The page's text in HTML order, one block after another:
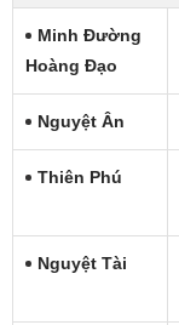
Minh Đường
Hoàng Đạo
Nguyệt Ân
Thiên Phú
Nguyệt Tài